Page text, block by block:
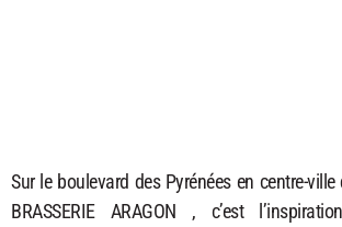
Sur le boulevard des Pyrénées en centre-
BRASSERIE ARAGON , c’est